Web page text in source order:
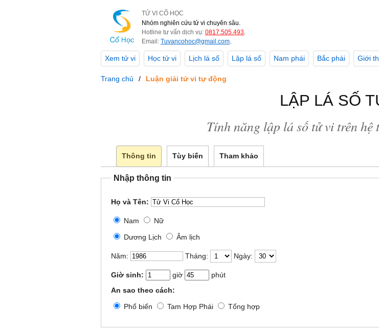
TỬ VI CỔ HỌC
Nhóm nghiên cứu tử vi chuyên sâu.
Hotline tư vấn dịch vụ: 0817.505.493.
Email: Tuvancohoc@gmail.com.
Xem tử vi Học tử vi Lịch lá số Lập lá số Nam phái Bắc phái Giới
Trang chủ Luận giải tử vi tự động
LẬP LÁ SỐ
Tính năng lập lá số tử vi trên
Thông tin Tùy biến Tham khảo
Nhập thông tin
Họ và Tên:
Nam Nữ
Dương Lịch Âm lịch
Năm: Tháng: Ngày:
Giờ sinh: giờ
phút
An sao theo cách:
Phổ biến Tam Hợp Phái Tổng hợp